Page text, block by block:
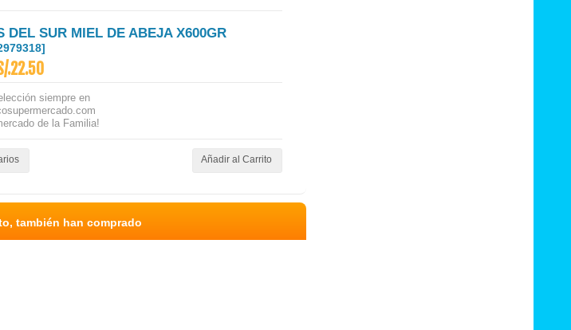
DEL SUR MIEL DE ABEJA X600GR
.22.50
siempre en
de la Familia!
Añadir al Carrito
también han comprado